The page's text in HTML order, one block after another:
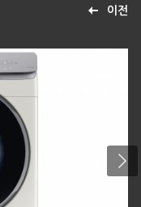
이전